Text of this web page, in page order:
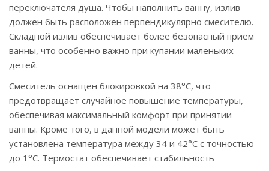
переключателя душа. Чтобы наполнить ванну, излив
должен быть расположен перпендикулярно смесителю.
Складной излив обеспечивает более безопасный прием
ванны, что особенно важно при купании маленьких
детей.
Смеситель оснащен блокировкой на 38°C, что
предотвращает случайное повышение температуры,
обеспечивая максимальный комфорт при принятии
ванны. Кроме того, в данной модели может быть
установлена температура между 34 и 42°C с точностью
до 1°C. Термостат обеспечивает стабильность